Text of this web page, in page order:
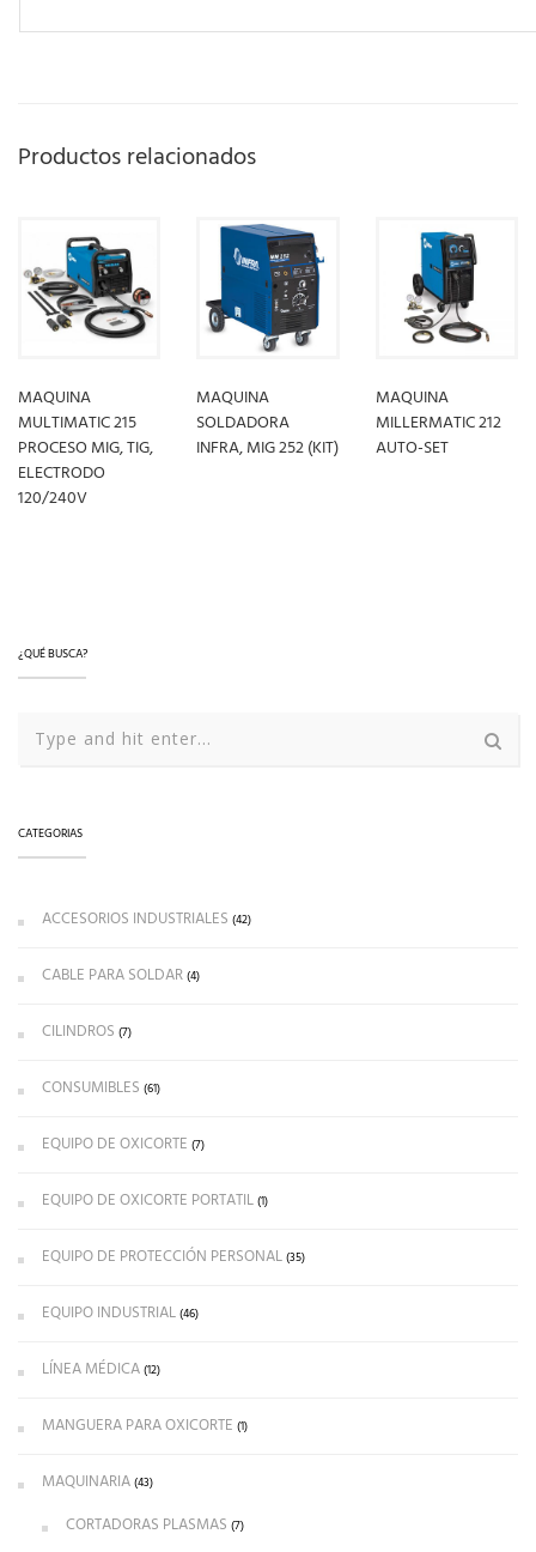
Productos relacionados
MAQUINA
MULTIMATIC 215
PROCESO MIG, TIG,
ELECTRODO
120/240V
MAQUINA
SOLDADORA
INFRA, MIG 252 (KIT)
MAQUINA
MILLERMATIC 212
AUTO-SET
¿QUÉ BUSCA?
CATEGORIAS
ACCESORIOS INDUSTRIALES (42)
CABLE PARA SOLDAR(4)
CILINDROS (7)
CONSUMIBLES (61)
EQUIPO DE OXICORTE (7)
EQUIPO DE OXICORTE PORTATIL(1)
EQUIPO DE PROTECCIÓN PERSONAL(35)
EQUIPO INDUSTRIAL(46)
LÍNEA MÉDICA(12)
MANGUERA PARA OXICORTE (1)
MAQUINARIA(43)
CORTADORAS PLASMAS (7)